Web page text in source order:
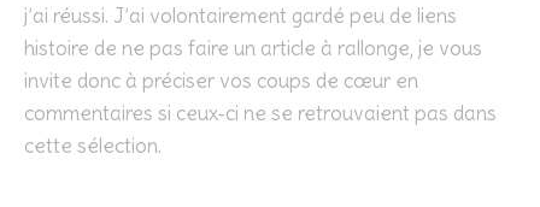
j’ai réussi. J’ai volontairement gardé peu de liens
histoire de ne pas faire un article à rallonge, je vous
invite donc à préciser vos coups de cœur en
commentaires si ceux-ci ne se retrouvaient pas dans
cette sélection.